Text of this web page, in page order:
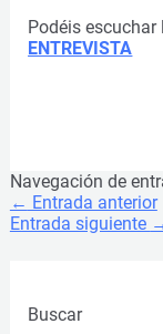
Podéis escuchar
ENTREVISTA
Navegación de
← Entrada anterior
Entrada siguiente
Buscar